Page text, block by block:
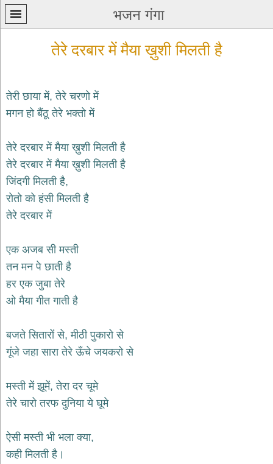
भजन गंगा
प्रथम
home
कृष्ण
भजन
krishna
bhajans
शिव
bhajans
हनुमान
भजन
hanuman
bhajans
भजन
sai
bhajans
भजन
jain
bhajans
दुर्गा
भजन
durga
bhajans
तेरे दरबार में मैया ख़ुशी मिलती है
तेरी छाया में, तेरे चरणो में
मगन हो बैंठू तेरे भक्तो में
तेरे दरबार में मैया ख़ुशी मिलती है
तेरे दरबार में मैया ख़ुशी मिलती है
जिंदगी मिलती है,
रोतो को हंसी मिलती है
तेरे दरबार में
एक अजब सी मस्ती
तन मन पे छाती है
हर एक जुबा तेरे
ओ मैया गीत गाती है
बजते सितारों से, मीठी पुकारो से
गूंजे जहा सारा तेरे ऊँचे जयकरो से
मस्ती में झूमें, तेरा दर चूमे
तेरे चारो तरफ दुनिया ये घूमे
ऐसी मस्ती भी भला क्या,
कही मिलती है।